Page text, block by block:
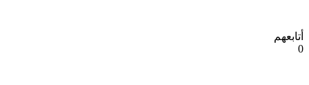
أتابعهم
0